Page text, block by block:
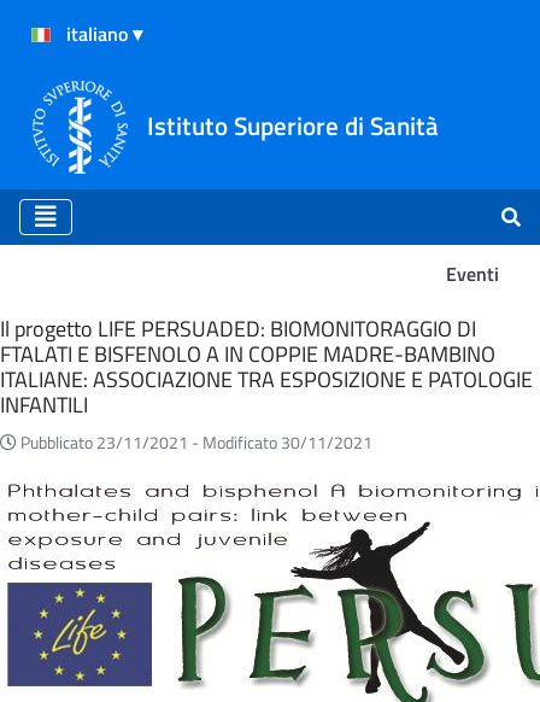
Istituto Superiore di Sanità
Eventi
Eventi
Il progetto LIFE PERSUADED: BIOMONITORAGGIO DI
FTALATI E BISFENOLO A IN COPPIE MADRE-BAMBINO
ITALIANE: ASSOCIAZIONE TRA ESPOSIZIONE E PATOLOGIE
INFANTILI
Pubblicato 23/11/2021 - Modificato 30/11/2021